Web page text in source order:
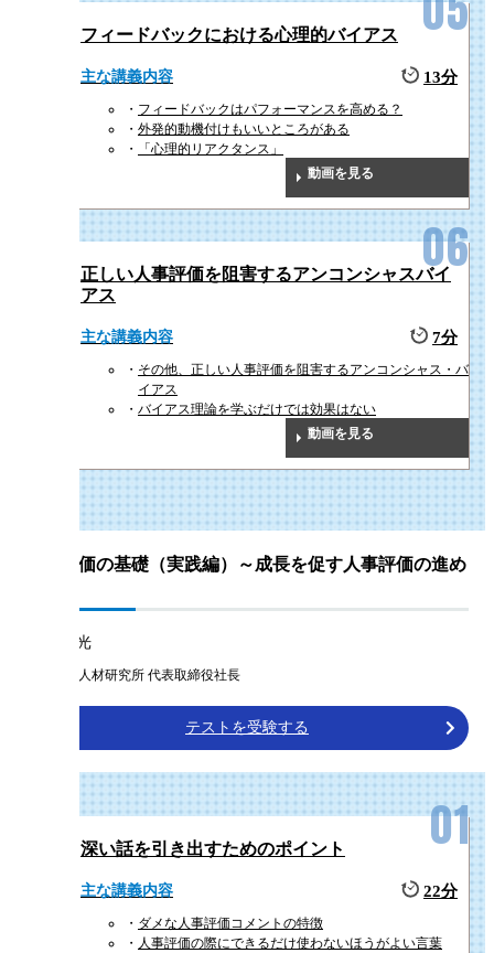
フィードバックにおける心理的バイアス
主な講義内容 13分
フィードバックはパフォーマンスを高める？
外発的動機付けもいいところがある
「心理的リアクタンス」
動画を見る
正しい人事評価を阻害するアンコンシャスバイ
アス
主な講義内容 7分
その他、正しい人事評価を阻害するアンコンシャス・バ
イアス
バイアス理論を学ぶだけでは効果はない
動画を見る
人事評価の基礎（実践編）～成長を促す人事評価の進め
曽和 利光
株式会社人材研究所 代表取締役社長
テストを受験する
深い話を引き出すためのポイント
主な講義内容 22分
ダメな人事評価コメントの特徴
人事評価の際にできるだけ使わないほうがよい言葉